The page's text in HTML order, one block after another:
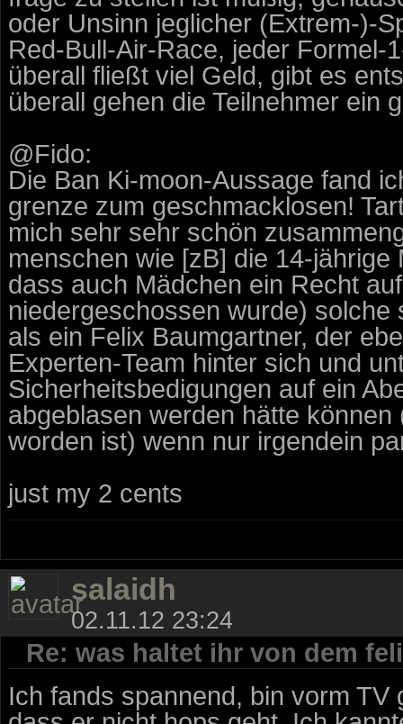
oder Unsinn jeglicher (Extrem-)-
Red-Bull-Air-Race, jeder Formel-
überall fließt viel Geld, gibt es
überall gehen die Teilnehmer ein
@Fido:
Die Ban Ki-moon-Aussage fand
grenze zum geschmacklosen!
mich sehr sehr schön
menschen wie [zB] die 14-
dass auch Mädchen ein Recht
niedergeschossen wurde)
als ein Felix Baumgartner, der
Experten-Team hinter sich und
Sicherheitsbedigungen auf ein
abgeblasen werden hätte
worden ist) wenn nur irgendein
just my 2 cents
salaidh
02.11.12 23:24
Re: was haltet ihr von dem
Ich fands spannend, bin vorm